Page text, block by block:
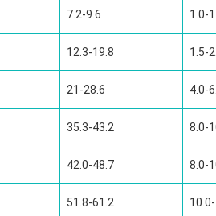
7.2-9.6 1.0-
12.3-19.8 1.5-
21-28.6 4.0-
35.3-43.2 8.0-
42.0-48.7 8.0-
51.8-61.2